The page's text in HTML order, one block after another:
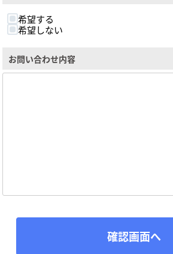
希望する
希望しない
お問い合わせ内容